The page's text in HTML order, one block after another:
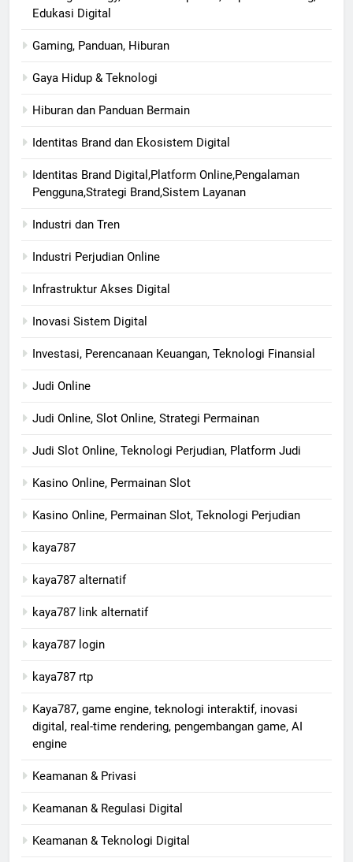
Edukasi Digital
Gaming, Panduan, Hiburan
Gaya Hidup & Teknologi
Hiburan dan Panduan Bermain
Identitas Brand dan Ekosistem Digital
Identitas Brand Digital,Platform Online,Pengalaman
Pengguna,Strategi Brand,Sistem Layanan
Industri dan Tren
Industri Perjudian Online
Infrastruktur Akses Digital
Inovasi Sistem Digital
Investasi, Perencanaan Keuangan, Teknologi Finansial
Judi Online
Judi Online, Slot Online, Strategi Permainan
Judi Slot Online, Teknologi Perjudian, Platform Judi
Kasino Online, Permainan Slot
Kasino Online, Permainan Slot, Teknologi Perjudian
kaya787
kaya787 alternatif
kaya787 link alternatif
kaya787 login
kaya787 rtp
Kaya787, game engine, teknologi interaktif, inovasi
digital, real-time rendering, pengembangan game, AI
engine
Keamanan & Privasi
Keamanan & Regulasi Digital
Keamanan & Teknologi Digital